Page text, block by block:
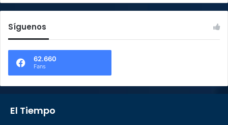
Síguenos
62.660
Fans
El Tiempo